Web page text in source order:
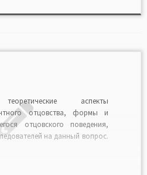
аспекты
отцовства, формы и
отцовского поведения,
на данный вопрос.